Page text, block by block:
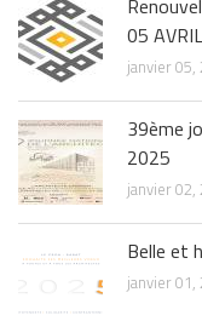
05
janvier 05,
39ème
2025
janvier 02,
Belle et
janvier 01,